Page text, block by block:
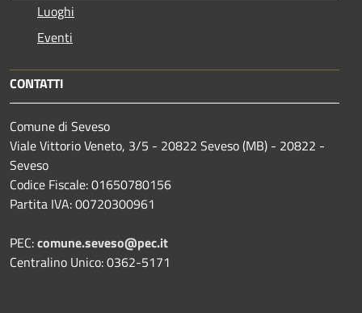
Luoghi
Eventi
CONTATTI
Comune di Seveso
Viale Vittorio Veneto, 3/5 - 20822 Seveso (MB) - 20822 -
Seveso
Codice Fiscale: 01650780156
Partita IVA: 00720300961
PEC:comune.seveso@pec.it
Centralino Unico: 0362-5171